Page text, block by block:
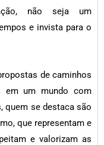
não seja um
e invista para o
de caminhos
em um mundo com
quem se destaca são
que representam e
e valorizam as